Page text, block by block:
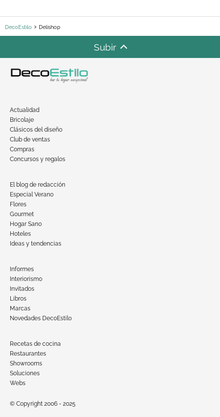
DecoEstilo Delishop
Subir
Actualidad
Bricolaje
Clásicos del diseño
Club de ventas
Compras
Concursos y regalos
El blog de redacción
Especial Verano
Flores
Gourmet
Hogar Sano
Hoteles
Ideas y tendencias
Informes
Interiorismo
Invitados
Libros
Marcas
Novedades DecoEstilo
Recetas de cocina
Restaurantes
Showrooms
Soluciones
Webs
© Copyright 2006 - 2025